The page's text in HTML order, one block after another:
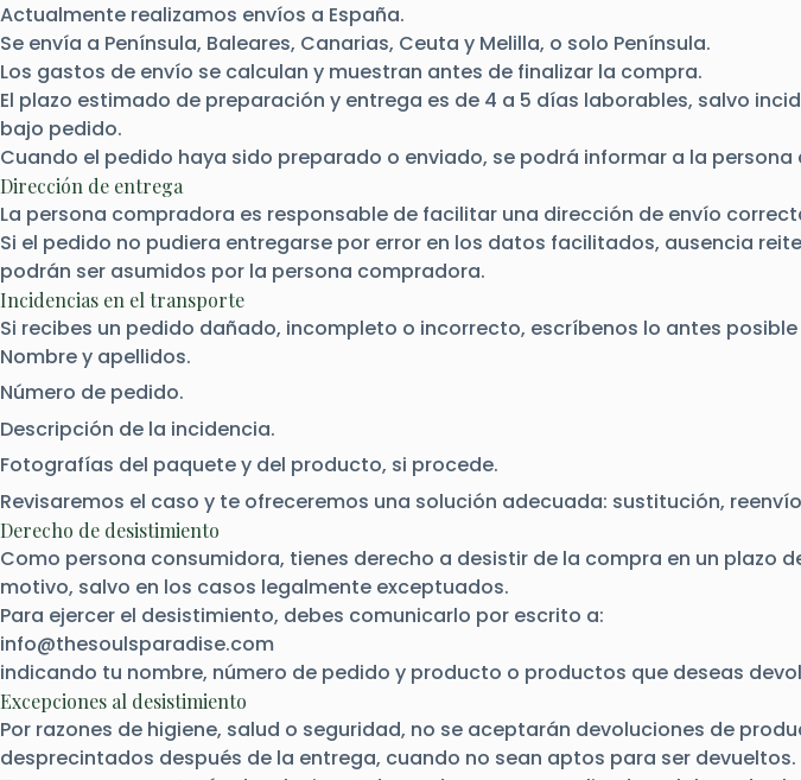
Actualmente realizamos envíos a España.
Se envía a Península, Baleares, Canarias, Ceuta y Melilla, o solo Península.
Los gastos de envío se calculan y muestran antes de finalizar la compra.
El plazo estimado de preparación y entrega es de 4 a 5 días laborables, salvo
bajo pedido.
Cuando el pedido haya sido preparado o enviado, se podrá informar a la
Dirección de entrega
La persona compradora es responsable de facilitar una dirección de envío
Si el pedido no pudiera entregarse por error en los datos facilitados, ausencia
podrán ser asumidos por la persona compradora.
Incidencias en el transporte
Si recibes un pedido dañado, incompleto o incorrecto, escríbenos lo antes posible
Nombre y apellidos.
Número de pedido.
Descripción de la incidencia.
Fotografías del paquete y del producto, si procede.
Revisaremos el caso y te ofreceremos una solución adecuada: sustitución,
Derecho de desistimiento
Como persona consumidora, tienes derecho a desistir de la compra en un plazo
motivo, salvo en los casos legalmente exceptuados.
Para ejercer el desistimiento, debes comunicarlo por escrito a:
info@thesoulsparadise.com
indicando tu nombre, número de pedido y producto o productos que deseas
Excepciones al desistimiento
Por razones de higiene, salud o seguridad, no se aceptarán devoluciones de
desprecintados después de la entrega, cuando no sean aptos para ser devueltos.